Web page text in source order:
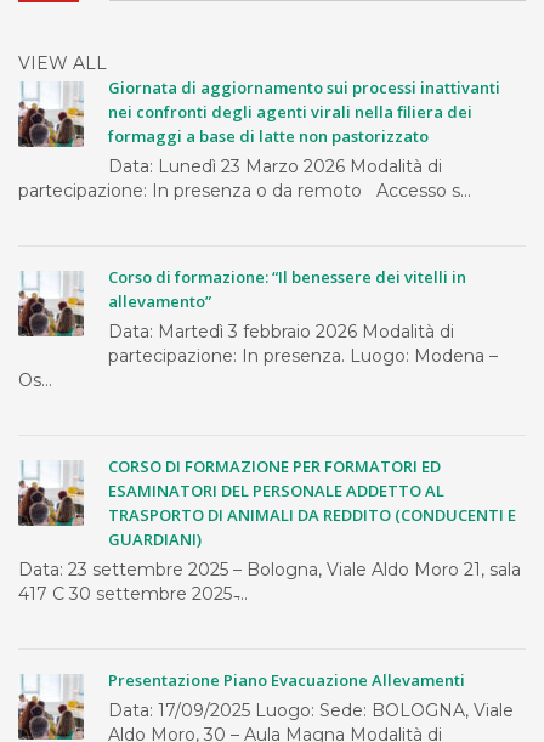
VIEW ALL
Giornata di aggiornamento sui processi inattivanti
nei confronti degli agenti virali nella filiera dei
formaggi a base di latte non pastorizzato
Data: Lunedì 23 Marzo 2026 Modalità di
partecipazione: In presenza o da remoto Accesso s...
Corso di formazione: “Il benessere dei vitelli in
allevamento”
Data: Martedì 3 febbraio 2026 Modalità di
partecipazione: In presenza. Luogo: Modena –
Os...
CORSO DI FORMAZIONE PER FORMATORI ED
ESAMINATORI DEL PERSONALE ADDETTO AL
TRASPORTO DI ANIMALI DA REDDITO (CONDUCENTI E
GUARDIANI)
Data: 23 settembre 2025 – Bologna, Viale Aldo Moro 21, sala
417 C 30 settembre 2025 ̵...
Presentazione Piano Evacuazione Allevamenti
Data: 17/09/2025 Luogo: Sede: BOLOGNA, Viale
Aldo Moro, 30 – Aula Magna Modalità di